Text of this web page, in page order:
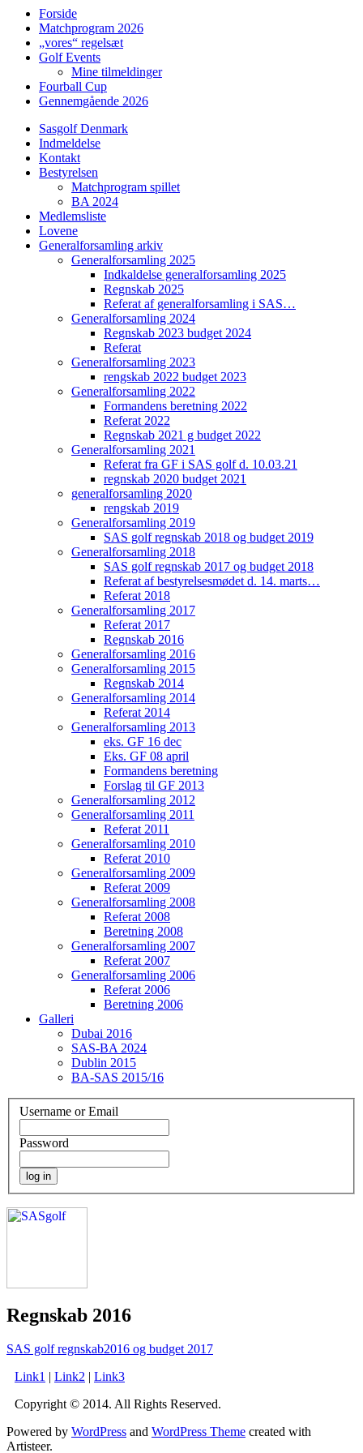
Forside
Matchprogram 2026
„vores“ regelsæt
Golf Events
Mine tilmeldinger
Fourball Cup
Gennemgående 2026
Sasgolf Denmark
Indmeldelse
Kontakt
Bestyrelsen
Matchprogram spillet
BA 2024
Medlemsliste
Lovene
Generalforsamling arkiv
Generalforsamling 2025
Indkaldelse generalforsamling 2025
Regnskab 2025
Referat af generalforsamling i SAS…
Generalforsamling 2024
Regnskab 2023 budget 2024
Referat
Generalforsamling 2023
rengskab 2022 budget 2023
Generalforsamling 2022
Formandens beretning 2022
Referat 2022
Regnskab 2021 g budget 2022
Generalforsamling 2021
Referat fra GF i SAS golf d. 10.03.21
regnskab 2020 budget 2021
generalforsamling 2020
rengskab 2019
Generalforsamling 2019
SAS golf regnskab 2018 og budget 2019
Generalforsamling 2018
SAS golf regnskab 2017 og budget 2018
Referat af bestyrelsesmødet d. 14. marts…
Referat 2018
Generalforsamling 2017
Referat 2017
Regnskab 2016
Generalforsamling 2016
Generalforsamling 2015
Regnskab 2014
Generalforsamling 2014
Referat 2014
Generalforsamling 2013
eks. GF 16 dec
Eks. GF 08 april
Formandens beretning
Forslag til GF 2013
Generalforsamling 2012
Generalforsamling 2011
Referat 2011
Generalforsamling 2010
Referat 2010
Generalforsamling 2009
Referat 2009
Generalforsamling 2008
Referat 2008
Beretning 2008
Generalforsamling 2007
Referat 2007
Generalforsamling 2006
Referat 2006
Beretning 2006
Galleri
Dubai 2016
SAS-BA 2024
Dublin 2015
BA-SAS 2015/16
Username or Email
Password
Regnskab 2016
SAS golf regnskab2016 og budget 2017
Link1 | Link2 | Link3
Copyright © 2014. All Rights Reserved.
Powered by WordPress and WordPress Theme created with
Artisteer.